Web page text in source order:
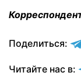
Поделиться:
Читайте нас в: